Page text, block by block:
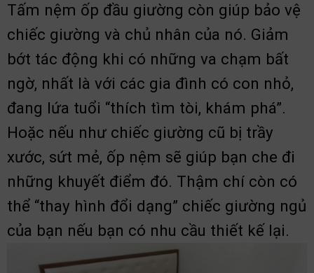
Tấm nệm ốp đầu giường còn giúp bảo vệ
chiếc giường và chủ nhân của nó. Giảm
bớt tác động khi có những va chạm bất
ngờ, nhất là với các gia đình có con nhỏ,
đang lứa tuổi “thích tìm tòi, khám phá”.
Hoặc nếu như chiếc giường cũ bị trầy
xước, sứt mẻ, ốp nệm sẽ giúp bạn che đi
những khuyết điểm đó. Thậm chí còn có
thể “thay hình đổi dạng” chiếc giường ngủ
của bạn nếu bạn có nhu cầu thiết kế lại.